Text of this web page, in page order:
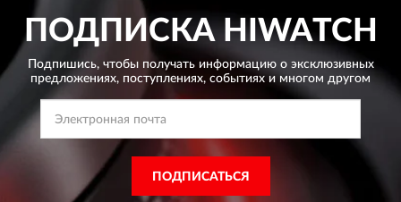
ПОДПИСКАHIWATCH
Подпишись, чтобы получать информацию о эксклюзивных
предложениях, поступлениях, событиях и многом другом
ПОДПИСАТЬСЯ